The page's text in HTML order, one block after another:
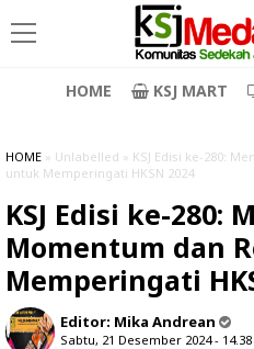
HOME KSJ MART
HOME » Unlabelled » KSJ Edisi ke-280:
untuk Memperingati HKSN 2024
KSJ Edisi ke-280:
Momentum dan
Memperingati
Editor: Mika Andrean
Sabtu, 21 Desember 2024 - 14.38